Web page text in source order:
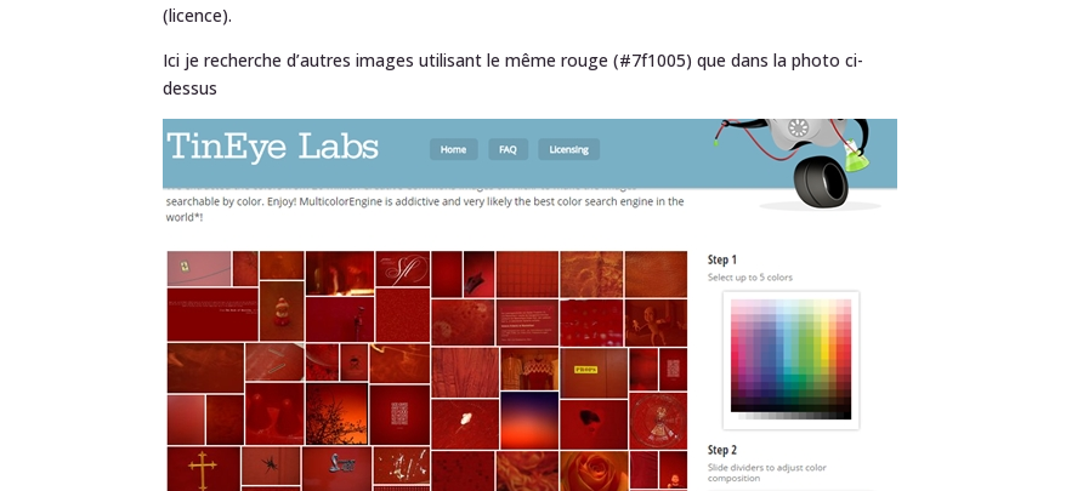
(licence).
Ici je recherche d’autres images utilisant le même rouge (#7f1005) que dans la photo ci-
dessus